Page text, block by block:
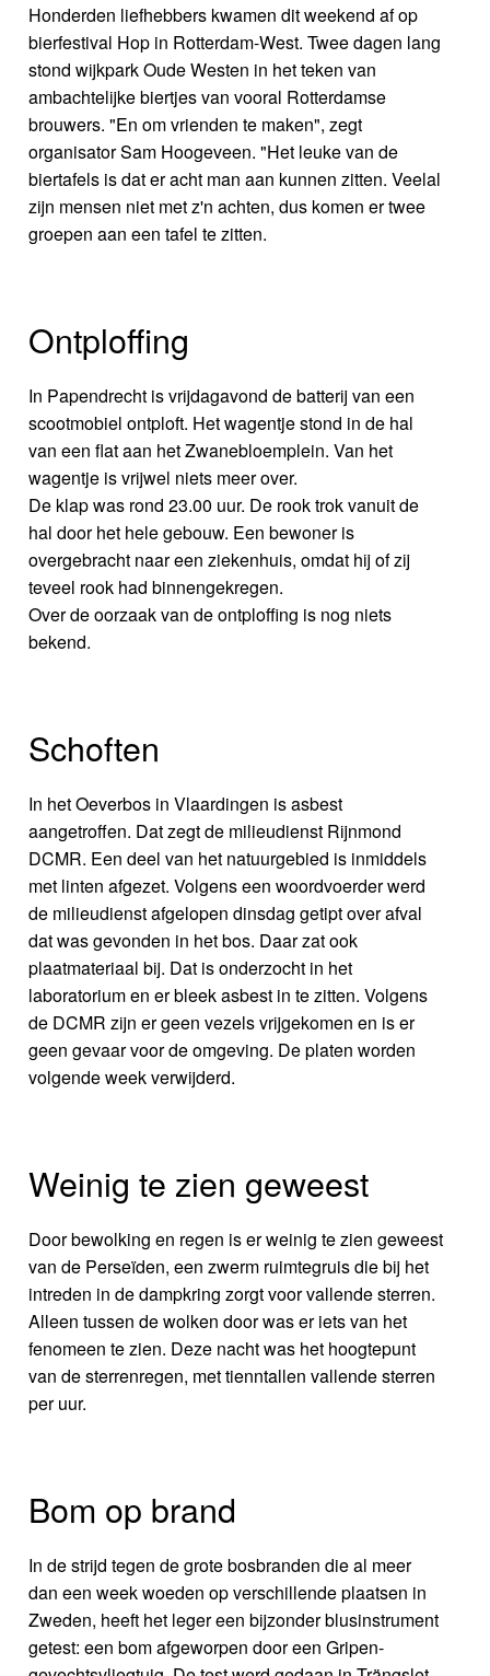
Honderden liefhebbers kwamen dit weekend af op
bierfestival Hop in Rotterdam-West. Twee dagen lang
stond wijkpark Oude Westen in het teken van
ambachtelijke biertjes van vooral Rotterdamse
brouwers. "En om vrienden te maken", zegt
organisator Sam Hoogeveen. "Het leuke van de
biertafels is dat er acht man aan kunnen zitten. Veelal
zijn mensen niet met z'n achten, dus komen er twee
groepen aan een tafel te zitten.
Ontploffing
In Papendrecht is vrijdagavond de batterij van een
scootmobiel ontploft. Het wagentje stond in de hal
van een flat aan het Zwanebloemplein. Van het
wagentje is vrijwel niets meer over.
De klap was rond 23.00 uur. De rook trok vanuit de
hal door het hele gebouw. Een bewoner is
overgebracht naar een ziekenhuis, omdat hij of zij
teveel rook had binnengekregen.
Over de oorzaak van de ontploffing is nog niets
bekend.
Schoften
In het Oeverbos in Vlaardingen is asbest
aangetroffen. Dat zegt de milieudienst Rijnmond
DCMR. Een deel van het natuurgebied is inmiddels
met linten afgezet. Volgens een woordvoerder werd
de milieudienst afgelopen dinsdag getipt over afval
dat was gevonden in het bos. Daar zat ook
plaatmateriaal bij. Dat is onderzocht in het
laboratorium en er bleek asbest in te zitten. Volgens
de DCMR zijn er geen vezels vrijgekomen en is er
geen gevaar voor de omgeving. De platen worden
volgende week verwijderd.
Weinig te zien geweest
Door bewolking en regen is er weinig te zien geweest
van de Perseïden, een zwerm ruimtegruis die bij het
intreden in de dampkring zorgt voor vallende sterren.
Alleen tussen de wolken door was er iets van het
fenomeen te zien. Deze nacht was het hoogtepunt
van de sterrenregen, met tienntallen vallende sterren
per uur.
Bom op brand
In de strijd tegen de grote bosbranden die al meer
dan een week woeden op verschillende plaatsen in
Zweden, heeft het leger een bijzonder blusinstrument
getest: een bom afgeworpen door een Gripen-